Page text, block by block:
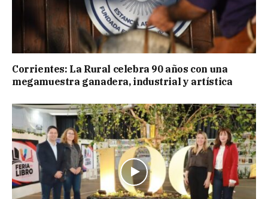
Corrientes: La Rural celebra 90 años con una
megamuestra ganadera, industrial y artística